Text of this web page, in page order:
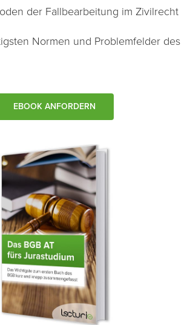
der Fallbearbeitung im Zivilrecht
Normen und Problemfelder des
EBOOK ANFORDERN